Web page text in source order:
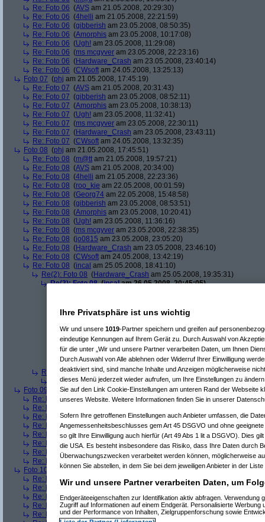
Re: Foto 06 (AVS am 21.05.2008, 20:29:30)
Re: Foto 06 (4helli am 21.05.2008, 22:21:59)
Re: Foto 06 (gibberish am 23.05.2008, 08:50:35)
Re: Foto 06 (Amorphis am 23.05.2008, 10:17:08)
Re: Foto 06 (Ugh! am 23.05.2008, 11:29:08)
Re: Foto 06 (ms mcgyver am 23.05.2008, 22:23:16)
Re: Foto 06 (Hardware_Crash am 23.05.2008, 23:40:14)
Re: Foto 06 (CWsoft am 24.05.2008, 13:25:13)
Foto 07 (phj am 21.05.2008, 17:45:19)
Re: Foto 07 (AVS am 21.05.2008, 20:31:43)
Re: Foto 07 (gibberish am 23.05.2008, 08:52:11)
Re: Foto 07 (Amorphis am 23.05.2008, 10:38:13)
Re: Foto 07 (Ugh! am 23.05.2008, 11:32:41)
Re: Foto 07 (ms mcgyver am 23.05.2008, 22:30:11)
Re: Foto 07 (Hardware_Crash am 23.05.2008, 23:43:11)
Re: Foto 07 (CWsoft am 24.05.2008, 13:32:35)
Foto 08 (phj am 21.05.2008, 17:45:51)
Re: Foto 08 (m@tt am 21.05.2008, 19:57:21)
Re: Foto 08 (AVS am 21.05.2008, 20:34:00)
Re: Foto 08 (4helli am 21.05.2008, 22:23:36)
Re: Foto 08 (roo_kie am 22.05.2008, 00:01:59)
Re: Foto 08 (Georg74 am 22.05.2008, 15:48:58)
Re: Foto 08 (gibberish am 23.05.2008, 08:53:51)
Re: Foto 08 (Amorphis am 23.05.2008, 10:20:41)
Re: Foto 08 (Ugh! am 23.05.2008, 11:36:16)
Re: Foto 08 (ms mcgyver am 23.05.2008, 22:38:35)
Re: Foto 08 (jo0815 am 23.05.2008, 23:05:20)
Re: Foto 08 (Hardware_Crash am 23.05.2008, 23:46:10)
Re: Foto 08 (CWsoft am 24.05.2008, 13:42:19)
Re: Foto 08 (incal am 25.05.2008, 18:41:10)
Re(2): Foto 08 (Hardware_Crash am 25.05.2008, 19:35:31)
Re(3): Foto 08(incalam 26.05.2008, 20:45:05)
Re(6): Foto 08( Hardware_Crasham 26.05.2008,
Re(7): Foto 08
am 26.05.2008, 21:25:52)
Re(8): Foto 08(Hardware_Crasham 26.05.2008,
Re(9): Foto 08(incalam 26.05.2008, 21:55:49)
Re(10): Foto 08
Hardware_Crash
am
am 26.05.2008,
Re(12): Foto 08(Hardware_Crash am
Re(2): Foto 08(Srv-02am 26.05.2008, 09:58:02)
Re(3): Foto 08(incalam 26.05.2008, 20:46:08)
Foto 09
phjam 21.05.2008, 17:46:17)
Re: Foto 09(AVSam 21.05.2008, 20:38:43)
Re: Foto 09
Re: Foto 09(gibberisham 23.05.2008, 09:03:43)
Re: Foto 09(Amorphisam 23.05.2008, 10:40:33)
Re: Foto 09(Ugh! am 23.05.2008, 11:38:45)
Re: Foto 09 (ms mcgyveram 23.05.2008, 22:45:45)
Re: Foto 09
Hardware_Crash
am 23.05.2008, 23:49:18)
Re: Foto 09
CWsoftam 24.05.2008, 13:46:55)
Foto 10
phjam 21.05.2008, 17:46:40)
Re: Foto 10
AVSam 21.05.2008, 20:46:08)
Re: Foto 10( gibberisham 23.05.2008, 09:05:46)
Re: Foto 10(Amorphisam 23.05.2008, 10:42:24)
Re: Foto 10(Ugh! am 23.05.2008, 11:40:50)
Re: Foto 10(ms mcgyveram 23.05.2008, 22:50:31)
Ihre Privatsphäre ist uns wichtig
Wir und unsere 1019-Partner speichern und greifen auf
eindeutige Kennungen auf Ihrem Gerät zu. Durch Auswahl von
für die unter „Wir und unsere Partner verarbeiten Daten, um Ihnen
Durch Auswahl von Alle ablehnen oder Widerruf Ihrer Einwilligung
deaktiviert sind, sind manche Inhalte und Anzeigen möglicherweise
dieses Menü jederzeit wieder aufrufen, um Ihre Einstellungen zu
Sie auf den Link Cookie-Einstellungen am unteren Rand der Webseite
unseres Website. Weitere Informationen finden Sie in unserer
Sofern Ihre getroffenen Einstellungen auch Anbieter umfassen, die
Angemessenheitsbeschlusses gem Art 45 DSGVO und ohne
so gilt Ihre Einwilligung auch hierfür (Art 49 Abs 1 lit a DSGVO). Dies
die USA. Es besteht insbesondere das Risiko, dass Ihre Daten durch
Überwachungszwecken verarbeitet werden können, möglicherweise
können Sie abstellen, in dem Sie bei dem jeweiligen Anbieter in der
Wir und unsere Partner verarbeiten Daten, um
Endgeräteeigenschaften zur Identifikation aktiv abfragen. Verwendung
Zugriff auf Informationen auf einem Endgerät. Personalisierte Werbung
und der Performance von Inhalten, Zielgruppenforschung sowie